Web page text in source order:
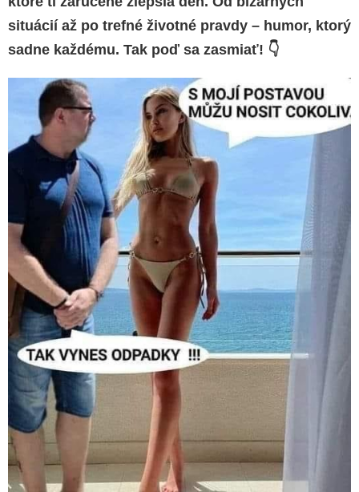
situácií až po trefné životné pravdy – humor, ktorý
sadne každému. Tak poď sa zasmiať! 👇